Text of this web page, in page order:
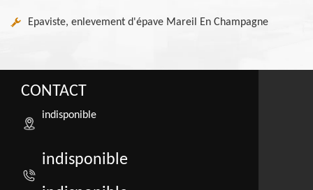
Epaviste, enlevement d'épave Mareil En Champagne
CONTACT
indisponible
indisponible